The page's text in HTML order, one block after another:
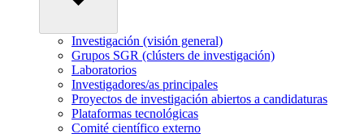
Investigación (visión general)
Grupos SGR (clústers de investigación)
Laboratorios
Investigadores/as principales
Proyectos de investigación abiertos a candidaturas
Plataformas tecnológicas
Comité científico externo